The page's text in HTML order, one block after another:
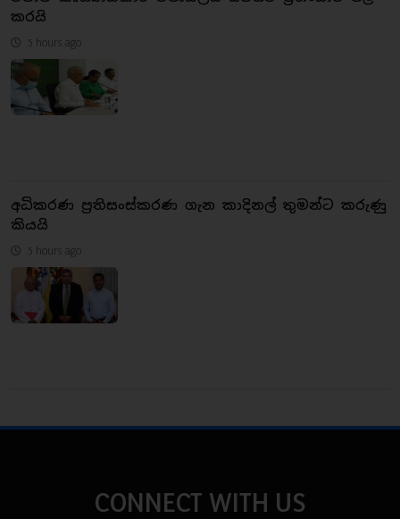
කරයි
5 hours ago
අධිකරණ ප්‍රතිසංස්කරණ ගැන කාදිනල් තුමන්ට කරුණු
කියයි
5 hours ago
CONNECT WITH US